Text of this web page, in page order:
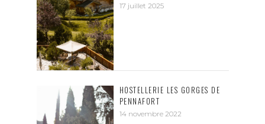
17 juillet 2025
HOSTELLERIE LES GORGES DE
PENNAFORT
14 novembre 2022